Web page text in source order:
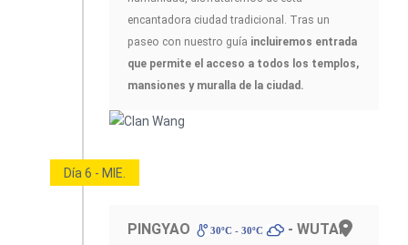
encantadora ciudad tradicional. Tras un
paseo con nuestro guía incluiremos entrada
que permite el acceso a todos los templos,
mansiones y muralla de la ciudad.
Día 6 - MIE.
PINGYAO 30ºC - 30ºC - WUTAI